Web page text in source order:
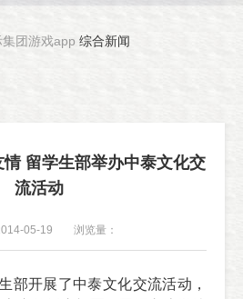
团游戏app 综合新闻
留学生部举办中泰文化交
流活动
05-19 浏览量：
部开展了中泰文化交流活动，